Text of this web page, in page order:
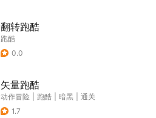
翻转跑酷
跑酷
0.0
矢量跑酷
动作冒险 跑酷 暗黑
通关
1.7